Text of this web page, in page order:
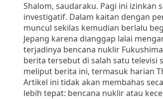
Shalom, saudaraku. Pagi ini
investigatif. Dalam kaitan dengan
muncul sekilas kemudian berlalu
Jepang karena dianggap lalai
terjadinya bencana nuklir
berita tersebut di salah satu televisi
meliput berita ini, termasuk harian
Artikel ini tidak akan membahas
lebih tepat: bencana nuklir atau